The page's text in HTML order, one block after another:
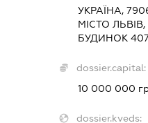
УКРАЇНА,
МІСТО
БУДИНОК
dossier.capital:
10 000 000
dossier.kveds: